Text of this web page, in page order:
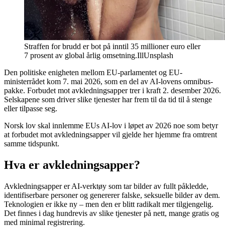
Straffen for brudd er bot på inntil 35 millioner euro eller
7 prosent av global årlig omsetning.IllUnsplash
Den politiske enigheten mellom EU-parlamentet og EU-
ministerrådet kom 7. mai 2026, som en del av AI-lovens omnibus-
pakke. Forbudet mot avkledningsapper trer i kraft 2. desember 2026.
Selskapene som driver slike tjenester har frem til da tid til å stenge
eller tilpasse seg.
Norsk lov skal innlemme EUs AI-lov i løpet av 2026 noe som betyr
at forbudet mot avkledningsapper vil gjelde her hjemme fra omtrent
samme tidspunkt.
Hva er avkledningsapper?
Avkledningsapper er AI-verktøy som tar bilder av fullt påkledde,
identifiserbare personer og genererer falske, seksuelle bilder av dem.
Teknologien er ikke ny – men den er blitt radikalt mer tilgjengelig.
Det finnes i dag hundrevis av slike tjenester på nett, mange gratis og
med minimal registrering.